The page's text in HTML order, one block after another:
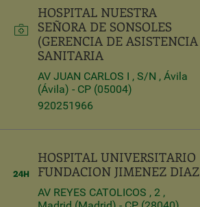
HOSPITAL NUESTRA
SEÑORA DE SONSOLES
(GERENCIA DE ASISTENCIA
SANITARIA
AV JUAN CARLOS I , S/N , Ávila
(Ávila) - CP (05004)
920251966
HOSPITAL UNIVERSITARIO
FUNDACION JIMENEZ DIAZ
AV REYES CATOLICOS , 2 ,